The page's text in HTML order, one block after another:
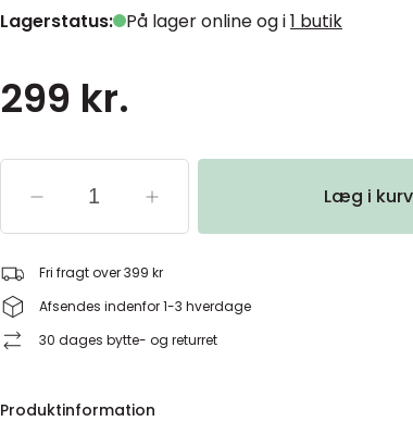
Lagerstatus: På lager online og i1 butik
299 kr.
Læg i kurv
Fri fragt over 399 kr
Afsendes indenfor 1-3 hverdage
30 dages bytte- og returret
Produktinformation